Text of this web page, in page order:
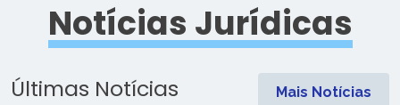
Notícias Jurídicas
Últimas Notícias Mais Notícias